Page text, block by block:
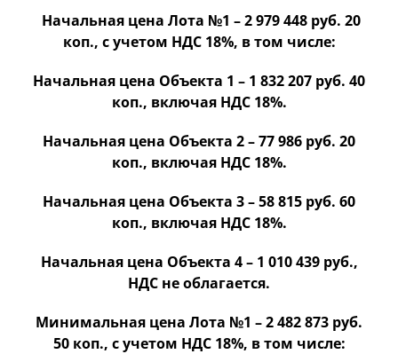
Начальная цена Лота №1 –2 979 448 руб. 20
коп., с учетом НДС 18%, в том числе:
Начальная цена Объекта 1 – 1 832 207 руб. 40
коп., включая НДС 18%.
Начальная цена Объекта 2 – 77 986 руб. 20
коп., включая НДС 18%.
Начальная цена Объекта 3 – 58 815 руб. 60
коп., включая НДС 18%.
Начальная цена Объекта 4 – 1 010 439 руб.,
НДС не облагается.
Минимальная цена Лота №1 –2 482 873 руб.
50 коп., с учетом НДС 18%, в том числе: